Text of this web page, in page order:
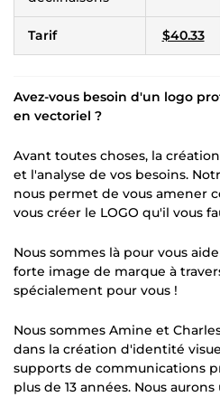
Tarif $40.33
Avez-vous besoin d'un logo
en vectoriel ?
Avant toutes choses, la
et l'analyse de vos besoins.
nous permet de vous amener
vous créer le LOGO qu'il vous
Nous sommes là pour vous
forte image de marque à
spécialement pour vous !
Nous sommes Amine et
dans la création d'identité
supports de communications
plus de 13 années. Nous